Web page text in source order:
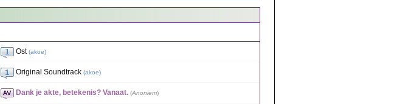
Ost (akoe)
Original Soundtrack (akoe)
Dank je akte, betekenis? Vanaat. (Anoniem)